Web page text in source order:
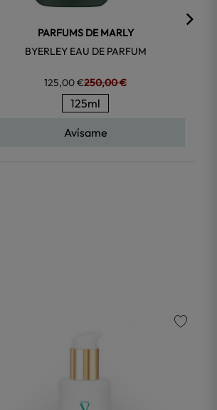
PARFUMS DE MARLY
BYERLEY EAU DE PARFUM
125,00 €250,00 €
125ml
Avísame